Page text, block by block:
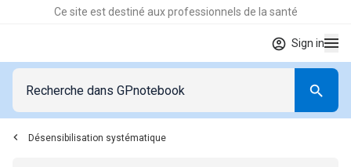
Ce site est destiné aux professionnels de la santé
Sign in
Désensibilisation systématique